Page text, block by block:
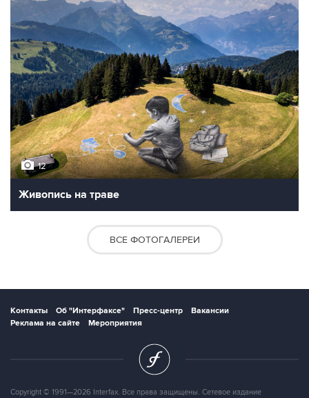
12
Живопись на траве
ВСЕ ФОТОГАЛЕРЕИ
Контакты Об "Интерфаксе" Пресс-центр
Вакансии
Реклама на сайте
Мероприятия
Copyright © 1991—2026 Interfax. Все права защищены. Сетевое издание